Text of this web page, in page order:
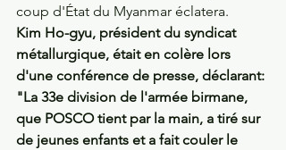
coup d'État du Myanmar éclatera.
Kim Ho-gyu, président du syndicat
métallurgique, était en colère lors
d'une conférence de presse, déclarant:
"La 33e division de l'armée birmane,
que POSCO tient par la main, a tiré sur
de jeunes enfants et a fait couler le